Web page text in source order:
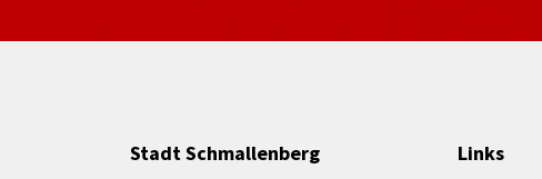
Stadt Schmallenberg Links